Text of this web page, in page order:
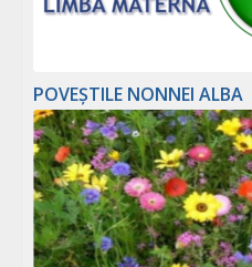
POVEȘTILE NONNEI ALBA